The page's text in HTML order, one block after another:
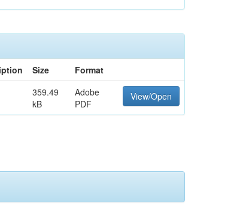
Size
Format
359.49
kB
Adobe
PDF
View/Open